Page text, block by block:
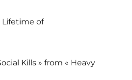
Lifetime of
Kills » from « Heavy